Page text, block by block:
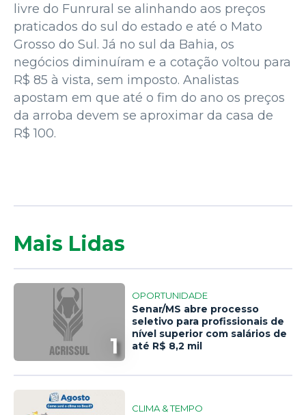
livre do Funrural se alinhando aos preços
praticados do sul do estado e até o Mato
Grosso do Sul. Já no sul da Bahia, os
negócios diminuíram e a cotação voltou para
R$ 85 à vista, sem imposto. Analistas
apostam em que até o fim do ano os preços
da arroba devem se aproximar da casa de
R$ 100.
Mais Lidas
1
OPORTUNIDADE
Senar/MS abre processo
seletivo para profissionais de
nível superior com salários de
até R$ 8,2 mil
CLIMA & TEMPO